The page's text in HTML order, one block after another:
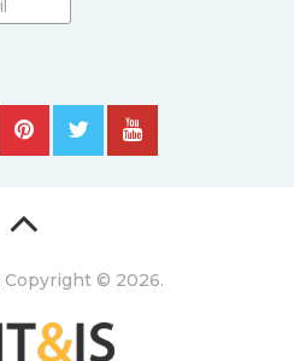
Copyright © 2026.